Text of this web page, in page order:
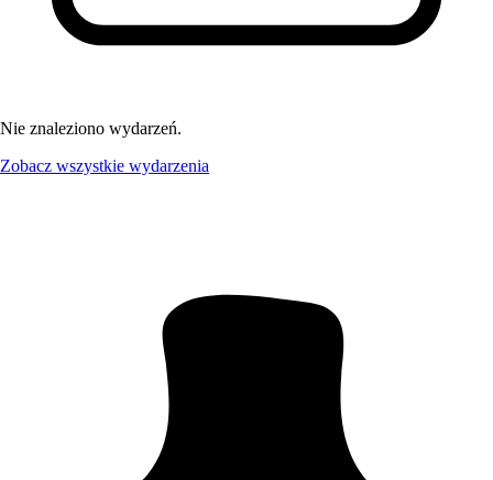
Nie znaleziono wydarzeń.
Zobacz wszystkie wydarzenia